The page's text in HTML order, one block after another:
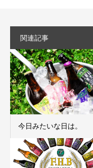
関連記事
今日みたいな日は。